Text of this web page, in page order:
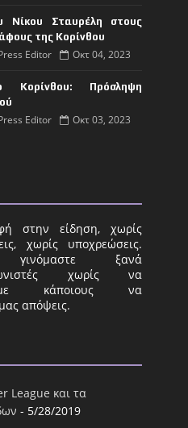
Νίκου Σταυρέλη στους
της Κορίνθου
Editor Οκτ 04, 2023
Κορίνθου: Πρόσληψη
Editor Οκτ 03, 2023
στην είδηση, χωρίς
χωρίς υποχρεώσεις.
ξανά
χωρίς να
κάποιους να
απόψεις.
League και τα
- 5/28/2019